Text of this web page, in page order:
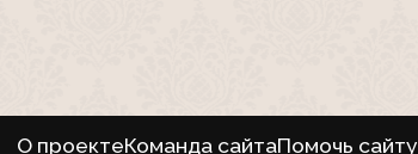
О проектеКоманда сайтаПомочь сайту